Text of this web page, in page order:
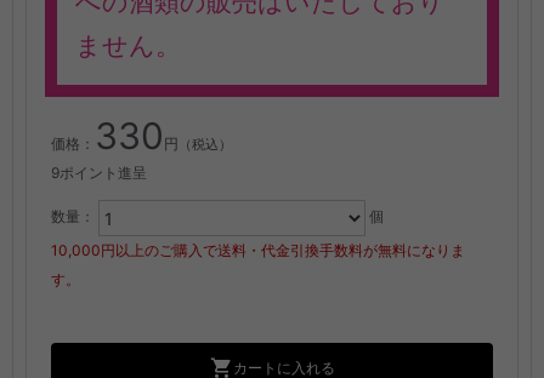
ません。
価格： 330 円 （税込）
9ポイント進呈
数量：
個
10,000円以上のご購入で送料・代金引換手数料が無料になりま
す。
カートに入れる